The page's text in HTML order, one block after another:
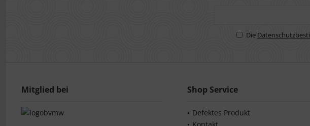
Die
Mitglied bei Shop Service
Defektes Produkt
Kontakt